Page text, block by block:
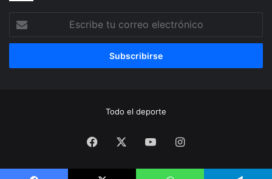
tu
correo
Todo el deporte
Facebook YouTubeInstagram